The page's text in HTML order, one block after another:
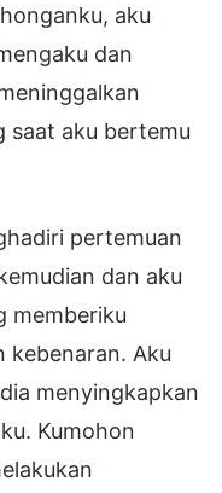
aku
dan
saat aku bertemu
pertemuan
dan aku
memberiku
kebenaran. Aku
menyingkapkan
Kumohon